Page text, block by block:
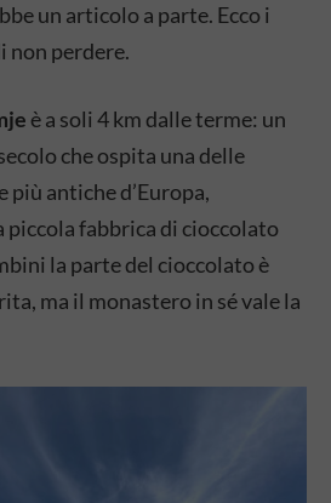
un articolo a parte. Ecco i
non perdere.
è a soli 4 km dalle terme: un
che ospita una delle
antiche d’Europa,
piccola fabbrica di cioccolato
la parte del cioccolato è
ma il monastero in sé vale la